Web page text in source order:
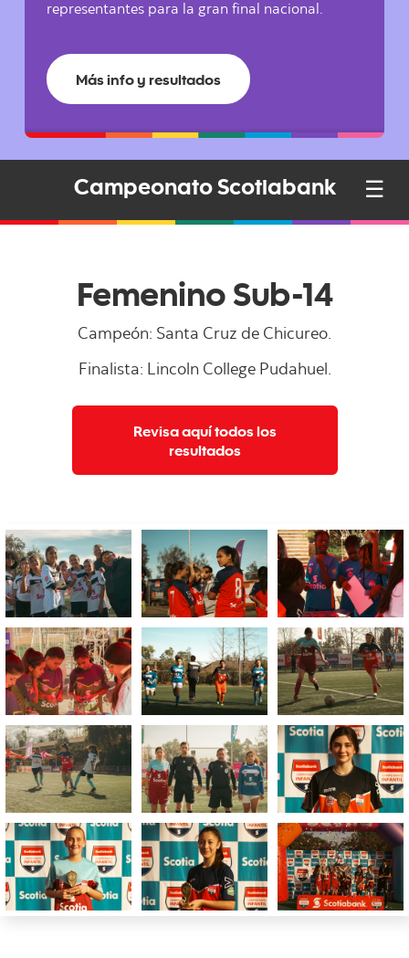
representantes para la gran final nacional.
Más info y resultados
Campeonato Scotiabank ☰
Femenino Sub-14
Campeón: Santa Cruz de Chicureo.
Finalista: Lincoln College Pudahuel.
Revisa aquí todos los
resultados